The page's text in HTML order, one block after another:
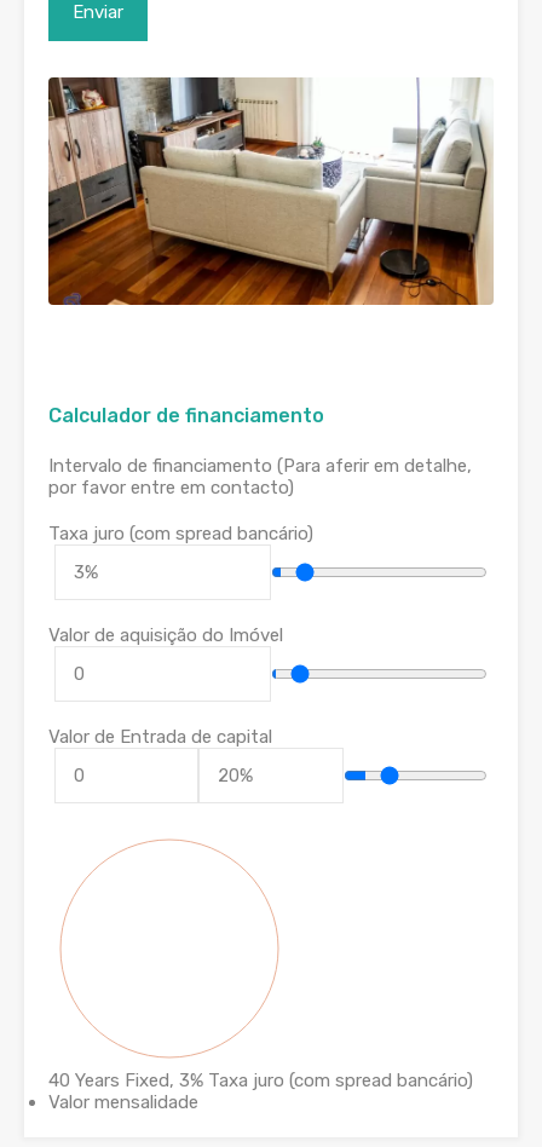
Calculador de financiamento
Intervalo de financiamento (Para aferir em detalhe,
por favor entre em contacto)
Taxa juro (com spread bancário)
Valor de aquisição do Imóvel
Valor de Entrada de capital
40 Years Fixed, 3% Taxa juro (com spread bancário)
Valor mensalidade